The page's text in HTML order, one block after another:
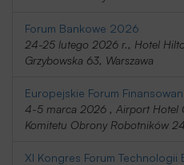
Forum Bankowe 2026
24-25 lutego 2026 r., Hotel
Grzybowska 63, Warszawa
Europejskie Forum
4-5 marca 2026 , Airport Hotel
Komitetu Obrony Robotników
XI Kongres Forum